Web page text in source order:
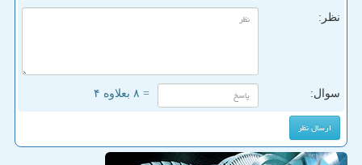
نظر:
سوال: = ۸ بعلاوه ۴